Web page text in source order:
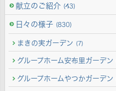
献立のご紹介 (43)
日々の様子 (830)
まきの実ガーデン (7)
グループホーム安布里ガーデン
グループホームやつかガーデン